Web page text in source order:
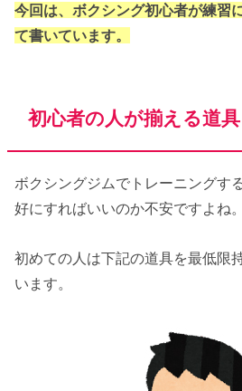
今回は、ボクシング初心者が練習
て書いています。
初心者の人が揃える道具
ボクシングジムでトレーニングす
好にすればいいのか不安ですよね。
初めての人は下記の道具を最低限
います。